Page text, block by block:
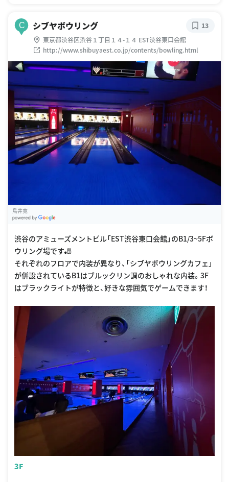
C シブヤボウリング
東京都渋谷区渋谷１丁目１４-１４ EST渋谷東口会館
http://www.shibuyaest.co.jp/contents/bowling.html
13
鳥井寛
渋谷のアミューズメントビル「EST渋谷東口会館」のB1/3~5Fボ
ウリング場です🎳
それぞれのフロアで内装が異なり、「シブヤボウリングカフェ」
が併設されているB1はブルックリン調のおしゃれな内装。3F
はブラックライトが特徴と、好きな雰囲気でゲームできます！
3F